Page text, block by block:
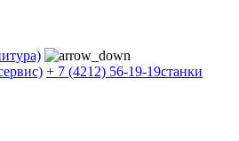
+ 7 (4212) 56-19-19станки